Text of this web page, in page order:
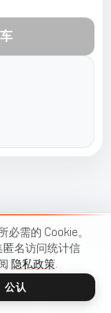
需的 Cookie。
名访问统计信
隐私政策.
公认